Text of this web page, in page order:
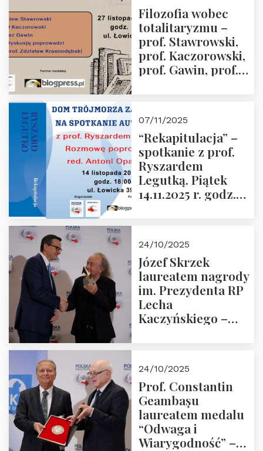
Sobolewski – 4
grudnia 2025 r.
godz. 18:00.
Filozofia wobec
totalitaryzmu –
prof. Stawrowski,
prof. Kaczorowski,
prof. Gawin, prof.
07/11/2025
“Rekapitulacja” –
spotkanie z prof.
Ryszardem
Legutką. Piątek
14.11.2025 r. godz.
24/10/2025
Józef Skrzek
laureatem nagrody
im. Prezydenta RP
Lecha
Kaczyńskiego –
24/10/2025
Prof. Constantin
Geambașu
laureatem medalu
“Odwaga i
Wiarygodność” –